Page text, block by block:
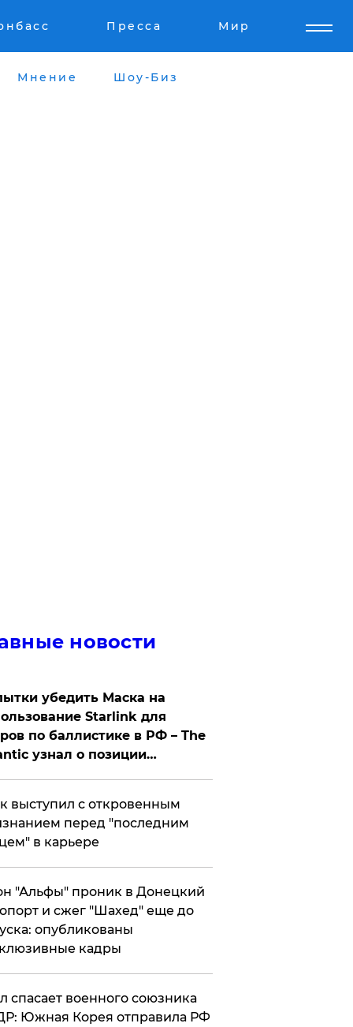
Пресса Мир
Мнение Шоу-Биз
новости
убедить Маска на
Starlink для
по баллистике в РФ – The
узнал о позиции
выступил с откровенным
перед "последним
в карьере
"Альфы" проник в Донецкий
и сжег "Шахед" еще до
опубликованы
кадры
спасает военного союзника
Южная Корея отправила РФ